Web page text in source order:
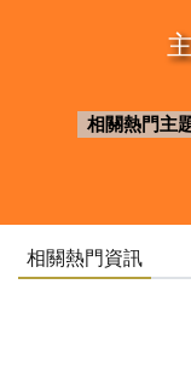
相關熱門主
相關熱門資訊